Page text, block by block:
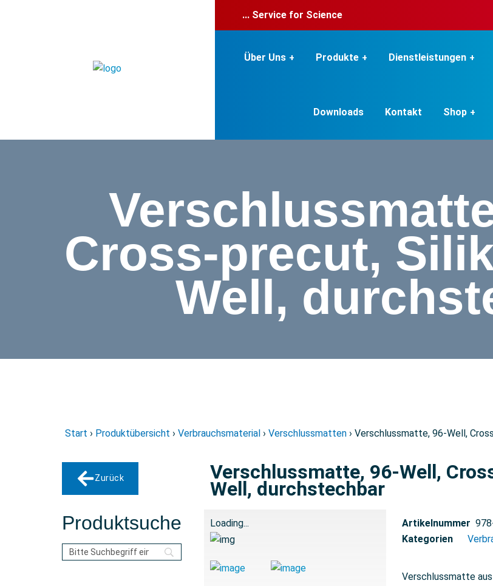
... Service for Science
Über Uns Produkte Dienstleistungen
Downloads Kontakt Shop
Cross-precut,
Well,
Start › Produktübersicht › Verbrauchsmaterial › Verschlussmatten › Verschlussmatte, 96-Well,
Zurück
Produktsuche
Verschlussmatte, 96-Well,
Well, durchstechbar
Loading... Artikelnummer
Kategorien
Verschlussmatte